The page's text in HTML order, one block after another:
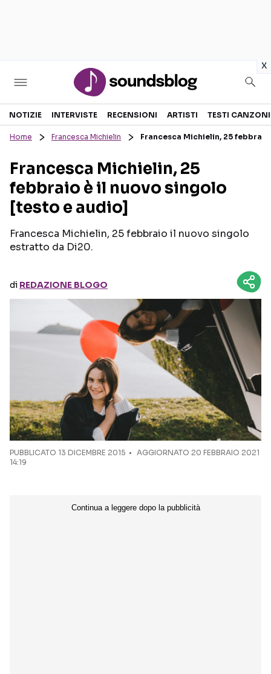
x
Sezioni
RECENSIONI MUSICALI
INTERVISTE
GOSSIP E CURIOSITÀ
TESTI CANZONI
TOUR ED EVENTI
Seguici sui social
NOTIZIE INTERVISTE RECENSIONI ARTISTI TESTI CANZONI
Home Francesca Michielin Francesca Michielin, 25
Francesca Michielin, 25
febbraio è il nuovo singolo
[testo e audio]
Francesca Michielin, 25 febbraio il nuovo singolo
estratto da Di20.
di REDAZIONE BLOGO
PUBBLICATO 13 DICEMBRE 2015
AGGIORNATO 20 FEBBRAIO 2021
14:19